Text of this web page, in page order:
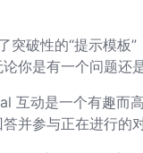
突破性的“提示模板
你是有一个问题
互动是一个有趣而
并参与正在进行的